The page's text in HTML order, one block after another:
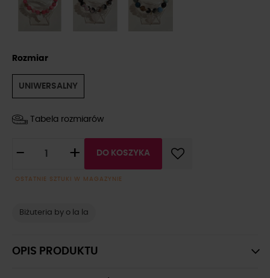
Rozmiar
UNIWERSALNY
Tabela rozmiarów
- + DO KOSZYKA
OSTATNIE SZTUKI W MAGAZYNIE
Biżuteria by o la la
OPIS PRODUKTU